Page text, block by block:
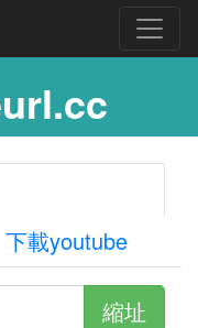
下載youtube
縮址